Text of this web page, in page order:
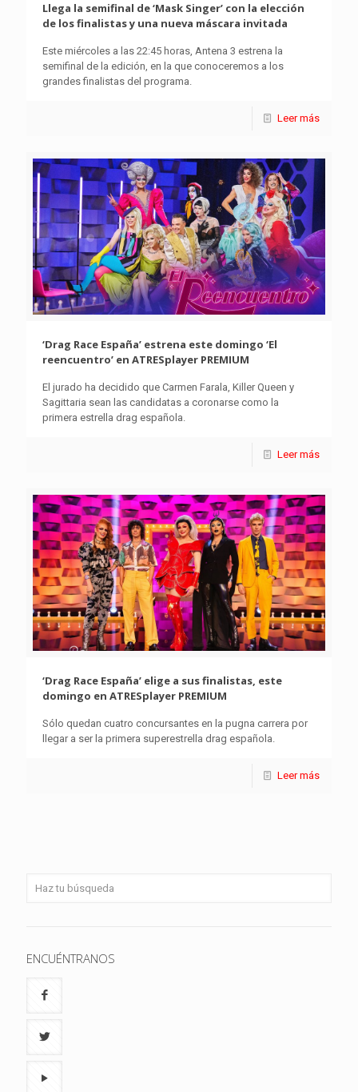
Llega la semifinal de ‘Mask Singer’ con la elección
de los finalistas y una nueva máscara invitada
Este miércoles a las 22:45 horas, Antena 3 estrena la
semifinal de la edición, en la que conoceremos a los
grandes finalistas del programa.
Leer más
‘Drag Race España’ estrena este domingo ‘El
reencuentro’ en ATRESplayer PREMIUM
El jurado ha decidido que Carmen Farala, Killer Queen y
Sagittaria sean las candidatas a coronarse como la
primera estrella drag española.
Leer más
‘Drag Race España’ elige a sus finalistas, este
domingo en ATRESplayer PREMIUM
Sólo quedan cuatro concursantes en la pugna carrera por
llegar a ser la primera superestrella drag española.
Leer más
ENCUÉNTRANOS